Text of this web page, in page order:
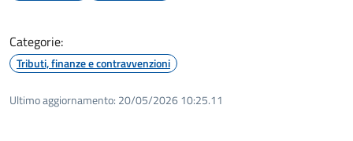
Categorie:
Tributi, finanze e contravvenzioni
Ultimo aggiornamento: 20/05/2026 10:25.11